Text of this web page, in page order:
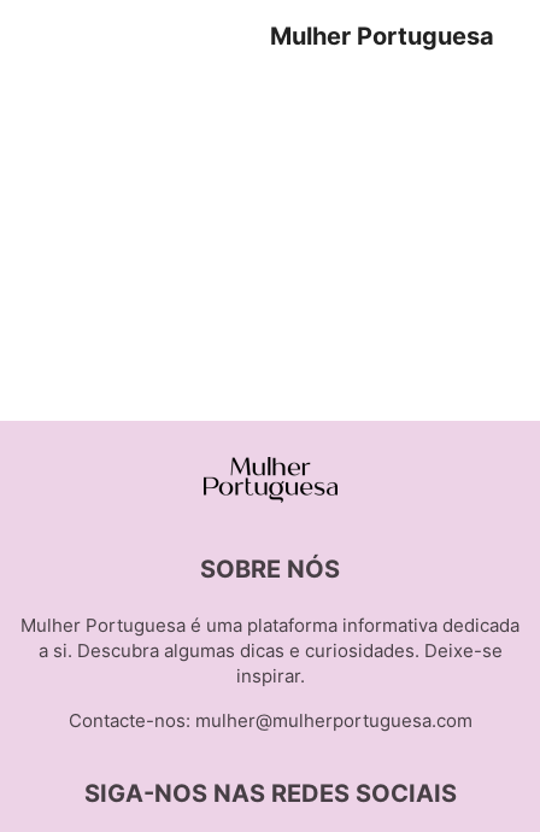
Mulher Portuguesa
SOBRE NÓS
Mulher Portuguesa é uma plataforma informativa dedicada
a si. Descubra algumas dicas e curiosidades. Deixe-se
inspirar.
Contacte-nos: mulher@mulherportuguesa.com
SIGA-NOS NAS REDES SOCIAIS